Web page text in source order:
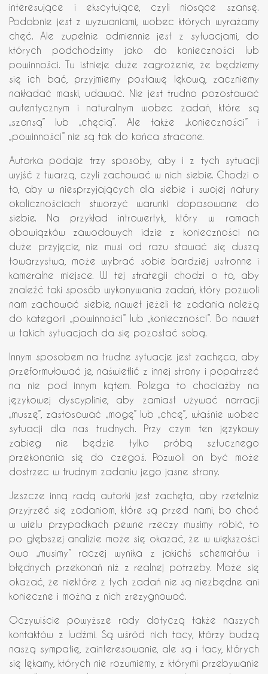
interesujące i ekscytujące, czyli niosące szansę.
Podobnie jest z wyzwaniami, wobec których wyrażamy
chęć. Ale zupełnie odmiennie jest z sytuacjami, do
których podchodzimy jako do konieczności lub
powinności. Tu istnieje duże zagrożenie, że będziemy
się ich bać, przyjmiemy postawę lękową, zaczniemy
nakładać maski, udawać. Nie jest trudno pozostawać
autentycznym i naturalnym wobec zadań, które są
„szansą” lub „chęcią”. Ale także „konieczności” i
„powinności” nie są tak do końca stracone.
Autorka podaje trzy sposoby, aby i z tych sytuacji
wyjść z twarzą, czyli zachować w nich siebie. Chodzi o
to, aby w niesprzyjających dla siebie i swojej natury
okolicznościach stworzyć warunki dopasowane do
siebie. Na przykład introwertyk, który w ramach
obowiązków zawodowych idzie z konieczności na
duże przyjęcie, nie musi od razu stawać się duszą
towarzystwa, może wybrać sobie bardziej ustronne i
kameralne miejsce. W tej strategii chodzi o to, aby
znaleźć taki sposób wykonywania zadań, który pozwoli
nam zachować siebie, nawet jeżeli te zadania należą
do kategorii „powinności” lub „konieczności”. Bo nawet
w takich sytuacjach da się pozostać sobą.
Innym sposobem na trudne sytuacje jest zachęca, aby
przeformułować je, naświetlić z innej strony i popatrzeć
na nie pod innym kątem. Polega to chociażby na
językowej dyscyplinie, aby zamiast używać narracji
„muszę”, zastosować „mogę” lub „chcę”, właśnie wobec
sytuacji dla nas trudnych. Przy czym ten językowy
zabieg nie będzie tylko próbą sztucznego
przekonania się do czegoś. Pozwoli on być może
dostrzec w trudnym zadaniu jego jasne strony.
Jeszcze inną radą autorki jest zachęta, aby rzetelnie
przyjrzeć się zadaniom, które są przed nami, bo choć
w wielu przypadkach pewne rzeczy musimy robić, to
po głębszej analizie może się okazać, że w większości
owo „musimy” raczej wynika z jakichś schematów i
błędnych przekonań niż z realnej potrzeby. Może się
okazać, że niektóre z tych zadań nie są niezbędne ani
konieczne i można z nich zrezygnować.
Oczywiście powyższe rady dotyczą także naszych
kontaktów z ludźmi. Są wśród nich tacy, którzy budzą
naszą sympatię, zainteresowanie, ale są i tacy, których
się lękamy, których nie rozumiemy, z którymi przebywanie